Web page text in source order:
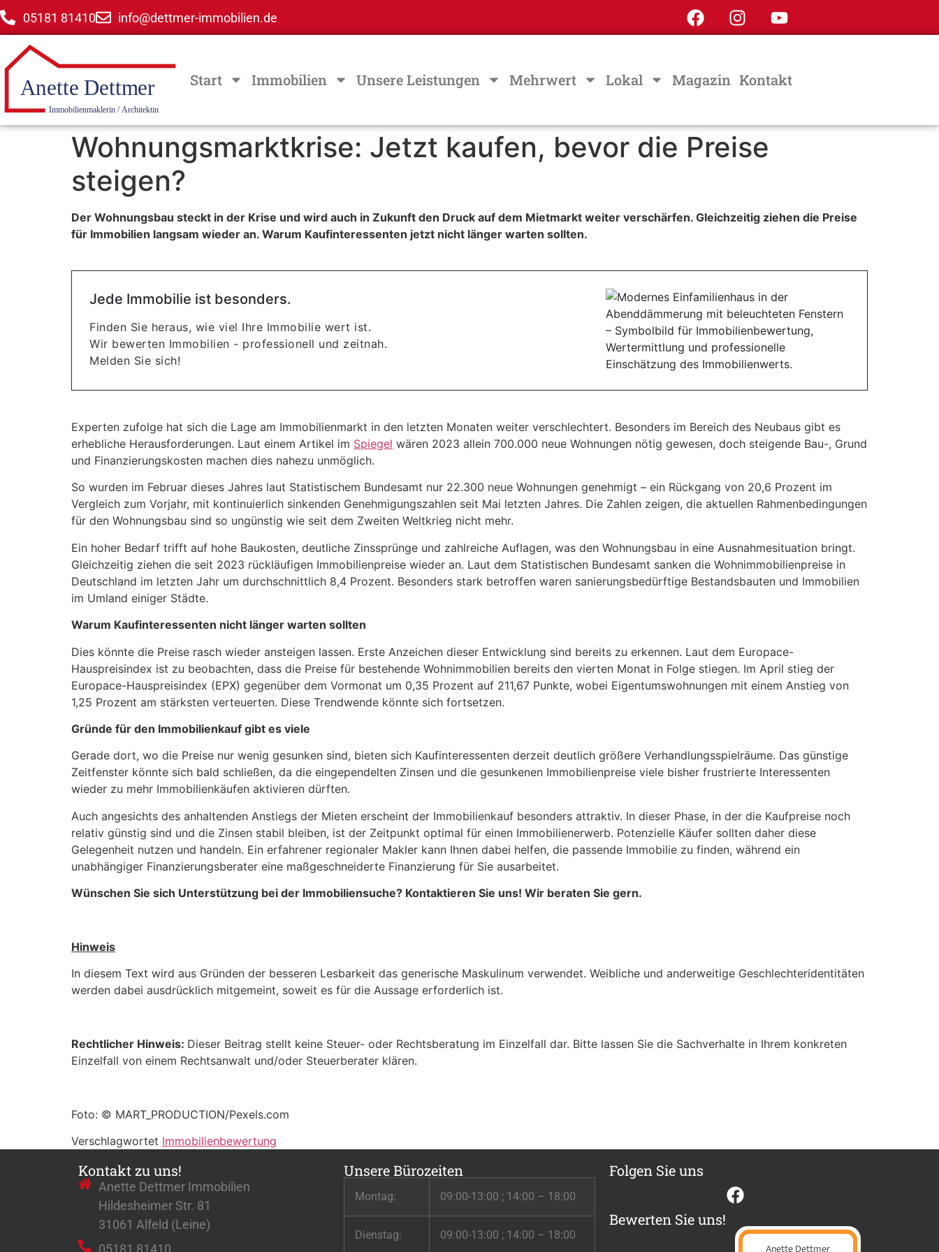
05181 81410 info@dettmer-immobilien.de
Start Immobilien Unsere Leistungen Mehrwert Lokal Magazin Kontakt
Wohnungsmarktkrise: Jetzt kaufen, bevor die Preise
steigen?
Der Wohnungsbau steckt in der Krise und wird auch in Zukunft den Druck auf dem Mietmarkt weiter verschärfen. Gleichzeitig ziehen die Preise
für Immobilien langsam wieder an. Warum Kaufinteressenten jetzt nicht länger warten sollten.
Jede Immobilie ist besonders.
Finden Sie heraus, wie viel Ihre Immobilie wert ist.
Wir bewerten Immobilien - professionell und zeitnah.
Melden Sie sich!
Experten zufolge hat sich die Lage am Immobilienmarkt in den letzten Monaten weiter verschlechtert. Besonders im Bereich des Neubaus gibt es
erhebliche Herausforderungen. Laut einem Artikel im Spiegel wären 2023 allein 700.000 neue Wohnungen nötig gewesen, doch steigende Bau-, Grund
und Finanzierungskosten machen dies nahezu unmöglich.
So wurden im Februar dieses Jahres laut Statistischem Bundesamt nur 22.300 neue Wohnungen genehmigt – ein Rückgang von 20,6 Prozent im
Vergleich zum Vorjahr, mit kontinuierlich sinkenden Genehmigungszahlen seit Mai letzten Jahres. Die Zahlen zeigen, die aktuellen Rahmenbedingungen
für den Wohnungsbau sind so ungünstig wie seit dem Zweiten Weltkrieg nicht mehr.
Ein hoher Bedarf trifft auf hohe Baukosten, deutliche Zinssprünge und zahlreiche Auflagen, was den Wohnungsbau in eine Ausnahmesituation bringt.
Gleichzeitig ziehen die seit 2023 rückläufigen Immobilienpreise wieder an. Laut dem Statistischen Bundesamt sanken die Wohnimmobilienpreise in
Deutschland im letzten Jahr um durchschnittlich 8,4 Prozent. Besonders stark betroffen waren sanierungsbedürftige Bestandsbauten und Immobilien
im Umland einiger Städte.
Warum Kaufinteressenten nicht länger warten sollten
Dies könnte die Preise rasch wieder ansteigen lassen. Erste Anzeichen dieser Entwicklung sind bereits zu erkennen. Laut dem Europace-
Hauspreisindex ist zu beobachten, dass die Preise für bestehende Wohnimmobilien bereits den vierten Monat in Folge stiegen. Im April stieg der
Europace-Hauspreisindex (EPX) gegenüber dem Vormonat um 0,35 Prozent auf 211,67 Punkte, wobei Eigentumswohnungen mit einem Anstieg von
1,25 Prozent am stärksten verteuerten. Diese Trendwende könnte sich fortsetzen.
Gründe für den Immobilienkauf gibt es viele
Gerade dort, wo die Preise nur wenig gesunken sind, bieten sich Kaufinteressenten derzeit deutlich größere Verhandlungsspielräume. Das günstige
Zeitfenster könnte sich bald schließen, da die eingependelten Zinsen und die gesunkenen Immobilienpreise viele bisher frustrierte Interessenten
wieder zu mehr Immobilienkäufen aktivieren dürften.
Auch angesichts des anhaltenden Anstiegs der Mieten erscheint der Immobilienkauf besonders attraktiv. In dieser Phase, in der die Kaufpreise noch
relativ günstig sind und die Zinsen stabil bleiben, ist der Zeitpunkt optimal für einen Immobilienerwerb. Potenzielle Käufer sollten daher diese
Gelegenheit nutzen und handeln. Ein erfahrener regionaler Makler kann Ihnen dabei helfen, die passende Immobilie zu finden, während ein
unabhängiger Finanzierungsberater eine maßgeschneiderte Finanzierung für Sie ausarbeitet.
Wünschen Sie sich Unterstützung bei der Immobiliensuche? Kontaktieren Sie uns! Wir beraten Sie gern.
Hinweis
In diesem Text wird aus Gründen der besseren Lesbarkeit das generische Maskulinum verwendet. Weibliche und anderweitige Geschlechteridentitäten
werden dabei ausdrücklich mitgemeint, soweit es für die Aussage erforderlich ist.
Rechtlicher Hinweis: Dieser Beitrag stellt keine Steuer- oder Rechtsberatung im Einzelfall dar. Bitte lassen Sie die Sachverhalte in Ihrem konkreten
Einzelfall von einem Rechtsanwalt und/oder Steuerberater klären.
Foto: © MART_PRODUCTION/Pexels.com
Verschlagwortet Immobilienbewertung
Kontakt zu uns!
Anette Dettmer Immobilien
Hildesheimer Str. 81
31061 Alfeld (Leine)
05181 81410
Unsere Bürozeiten
Montag: 09:00-13:00 ; 14:00 – 18:00
Dienstag: 09:00-13:00 ; 14:00 – 18:00
Folgen Sie uns
Bewerten Sie uns!